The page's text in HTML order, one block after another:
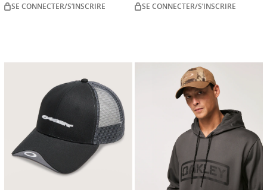
SE CONNECTER/S’INSCRIRE SE CONNECTER/S’INSCRIRE